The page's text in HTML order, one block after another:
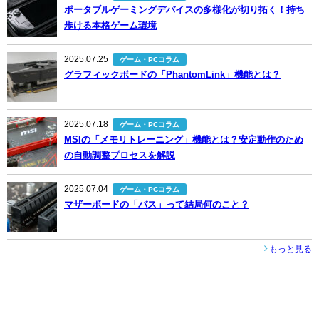
ポータブルゲーミングデバイスの多様化が切り拓く！持ち
歩ける本格ゲーム環境
2025.07.25 ゲーム・PCコラム
グラフィックボードの「PhantomLink」機能とは？
2025.07.18 ゲーム・PCコラム
MSIの「メモリトレーニング」機能とは？安定動作のため
の自動調整プロセスを解説
2025.07.04 ゲーム・PCコラム
マザーボードの「バス」って結局何のこと？
もっと見る